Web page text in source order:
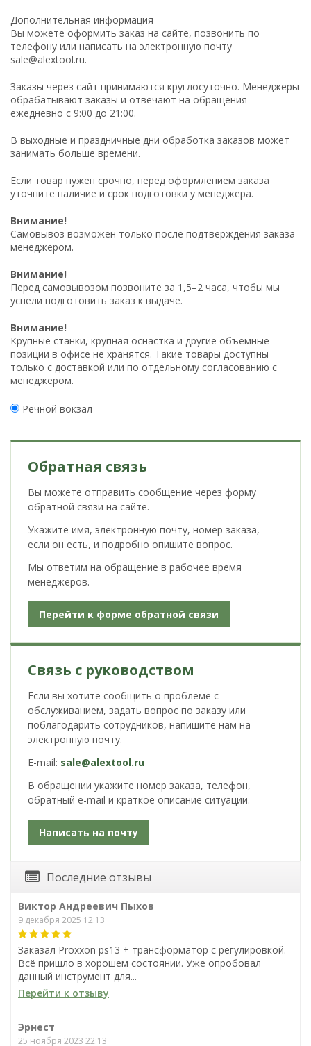
Дополнительная информация
Вы можете оформить заказ на сайте, позвонить по
телефону или написать на электронную почту
sale@alextool.ru.
Заказы через сайт принимаются круглосуточно. Менеджеры
обрабатывают заказы и отвечают на обращения
ежедневно с 9:00 до 21:00.
В выходные и праздничные дни обработка заказов может
занимать больше времени.
Если товар нужен срочно, перед оформлением заказа
уточните наличие и срок подготовки у менеджера.
Внимание!
Самовывоз возможен только после подтверждения заказа
менеджером.
Внимание!
Перед самовывозом позвоните за 1,5–2 часа, чтобы мы
успели подготовить заказ к выдаче.
Внимание!
Крупные станки, крупная оснастка и другие объёмные
позиции в офисе не хранятся. Такие товары доступны
только с доставкой или по отдельному согласованию с
менеджером.
Речной вокзал
Обратная связь
Вы можете отправить сообщение через форму
обратной связи на сайте.
Укажите имя, электронную почту, номер заказа,
если он есть, и подробно опишите вопрос.
Мы ответим на обращение в рабочее время
менеджеров.
Перейти к форме обратной связи
Связь с руководством
Если вы хотите сообщить о проблеме с
обслуживанием, задать вопрос по заказу или
поблагодарить сотрудников, напишите нам на
электронную почту.
E-mail: sale@alextool.ru
В обращении укажите номер заказа, телефон,
обратный e-mail и краткое описание ситуации.
Написать на почту
Последние отзывы
Виктор Андреевич Пыхов
9 декабря 2025 12:13
Заказал Proxxon ps13 + трансформатор с регулировкой.
Всё пришло в хорошем состоянии. Уже опробовал
данный инструмент для...
Перейти к отзыву
Эрнест
25 ноября 2023 22:13